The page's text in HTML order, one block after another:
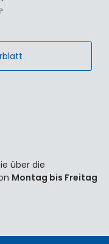
über die
Montag bis Freitag